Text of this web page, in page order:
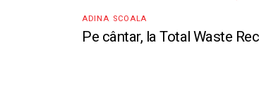
ADINA SCOALA
Pe cântar, la Total Waste